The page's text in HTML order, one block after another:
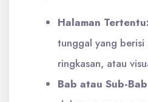
Halaman Tertentu:
tunggal yang
ringkasan, atau
Bab atau Sub-